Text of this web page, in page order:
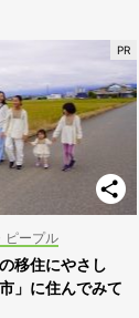
ピープル
移住にやさし
」に住んでみて